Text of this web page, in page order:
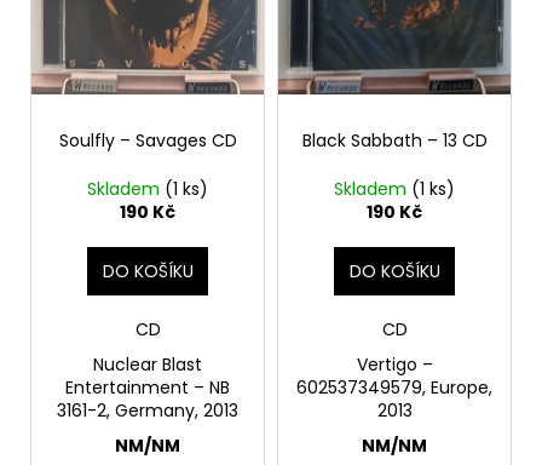
o
Soulfly – Savages CD
Skladem (1 ks)
190 Kč
DO KOŠÍKU
CD
Nuclear Blast
Entertainment – NB
3161-2, Germany, 2013
NM/NM
Black Sabbath – 13 CD
Skladem (1 ks)
190 Kč
DO KOŠÍKU
CD
Vertigo –
602537349579, Europe,
2013
NM/NM
í